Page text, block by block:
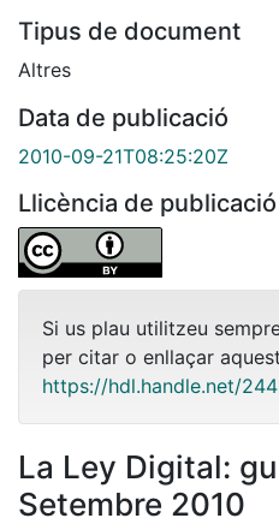
Tipus de document
Altres
Data de publicació
2010-09-21T08:25:20Z
Llicència de publicació
Si us plau utilitzeu
per citar o enllaçar
https://hdl.handle.net/
La Ley Digital:
Setembre 2010